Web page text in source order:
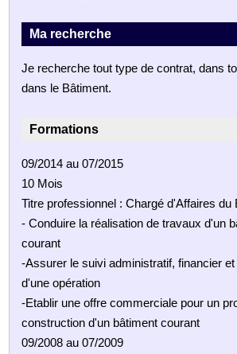
Ma recherche
Je recherche tout type de contrat, dans
dans le Bâtiment.
Formations
09/2014 au 07/2015
10 Mois
Titre professionnel : Chargé d'Affaires du
- Conduire la réalisation de travaux d'un
courant
-Assurer le suivi administratif, financier
d'une opération
-Etablir une offre commerciale pour un
construction d'un bâtiment courant
09/2008 au 07/2009